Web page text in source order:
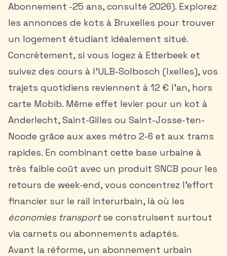
Abonnement -25 ans, consulté 2026). Explorez
les annonces de kots à Bruxelles pour trouver
un logement étudiant idéalement situé.
Concrètement, si vous logez à Etterbeek et
suivez des cours à l’ULB-Solbosch (Ixelles), vos
trajets quotidiens reviennent à 12 € l’an, hors
carte Mobib. Même effet levier pour un kot à
Anderlecht, Saint-Gilles ou Saint-Josse-ten-
Noode grâce aux axes métro 2-6 et aux trams
rapides. En combinant cette base urbaine à
très faible coût avec un produit SNCB pour les
retours de week-end, vous concentrez l’effort
financier sur le rail interurbain, là où les
économies transportse construisent surtout
via carnets ou abonnements adaptés.
Avant la réforme, un abonnement urbain